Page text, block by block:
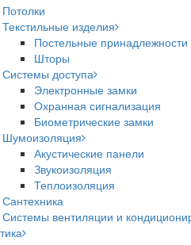
Потолки
Текстильные изделия
Постельные принадлежности
Шторы
Системы доступа
Электронные замки
Охранная сигнализация
Биометрические замки
Шумоизоляция
Акустические панели
Звукоизоляция
Теплоизоляция
Сантехника
Системы вентиляции и